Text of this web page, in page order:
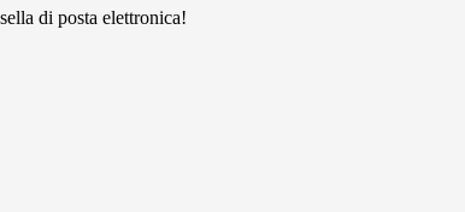
di posta elettronica!